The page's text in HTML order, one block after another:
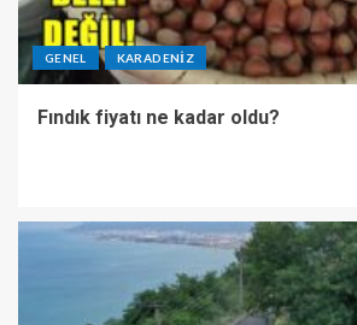
GENEL KARADENIZ
Fındık fiyatı ne kadar oldu?